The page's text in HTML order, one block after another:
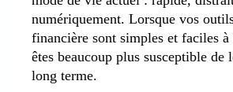
numériquement. Lorsque vos
financière sont simples et faciles
êtes beaucoup plus susceptible de
long terme.